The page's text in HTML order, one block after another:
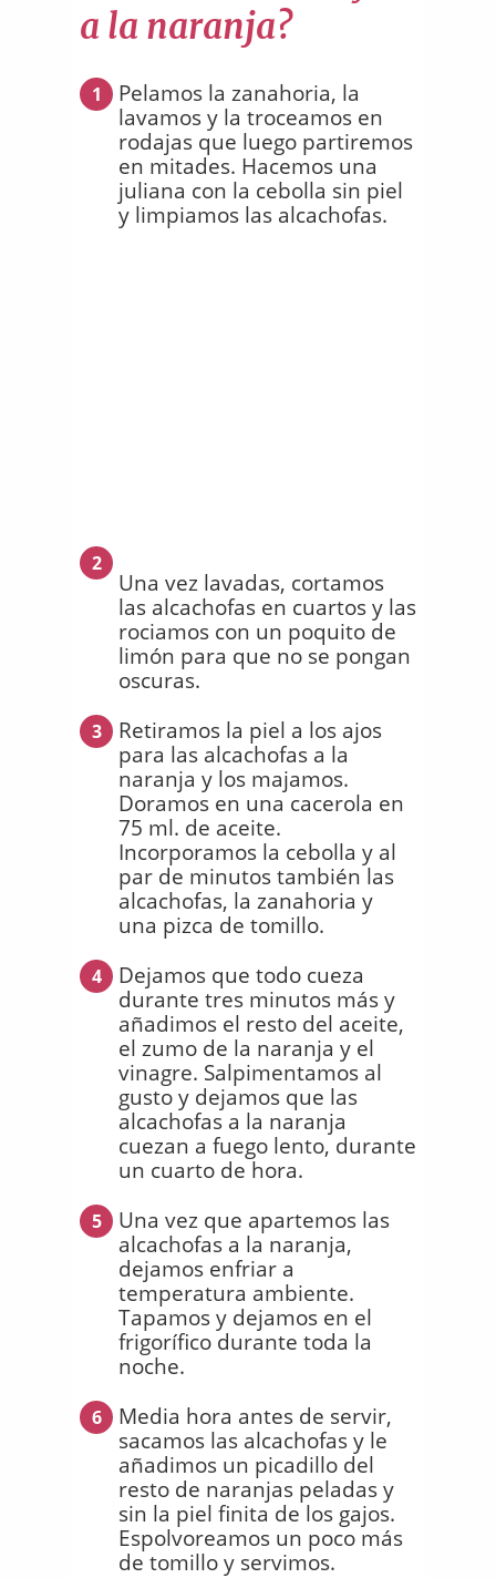
a la naranja?
1
Pelamos la zanahoria, la
lavamos y la troceamos en
rodajas que luego partiremos
en mitades. Hacemos una
juliana con la cebolla sin piel
y limpiamos las alcachofas.
2
Una vez lavadas, cortamos
las alcachofas en cuartos y las
rociamos con un poquito de
limón para que no se pongan
oscuras.
3
Retiramos la piel a los ajos
para las alcachofas a la
naranja y los majamos.
Doramos en una cacerola en
75 ml. de aceite.
Incorporamos la cebolla y al
par de minutos también las
alcachofas, la zanahoria y
una pizca de tomillo.
4
Dejamos que todo cueza
durante tres minutos más y
añadimos el resto del aceite,
el zumo de la naranja y el
vinagre. Salpimentamos al
gusto y dejamos que las
alcachofas a la naranja
cuezan a fuego lento, durante
un cuarto de hora.
5
Una vez que apartemos las
alcachofas a la naranja,
dejamos enfriar a
temperatura ambiente.
Tapamos y dejamos en el
frigorífico durante toda la
noche.
6
Media hora antes de servir,
sacamos las alcachofas y le
añadimos un picadillo del
resto de naranjas peladas y
sin la piel finita de los gajos.
Espolvoreamos un poco más
de tomillo y servimos.